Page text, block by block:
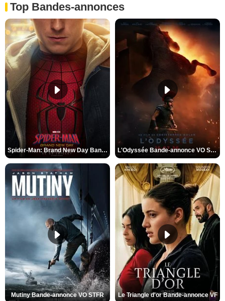
Top Bandes-annonces
Spider-Man: Brand New Day Bande-annonce VO STFR L'Odyssée Bande-annonce VO STFR
Mutiny Bande-annonce VO STFR Le Triangle d'or Bande-annonce VF